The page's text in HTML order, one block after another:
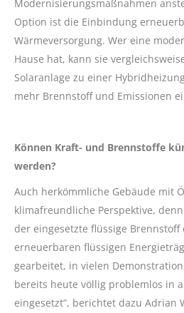
Modernisierungsmaßnahmen
Option ist die Einbindung
Wärmeversorgung. Wer eine
Hause hat, kann sie
Solaranlage zu einer
mehr Brennstoff und Emissionen
Können Kraft- und Brennstoffe
werden?
Auch herkömmliche Gebäude mit
klimafreundliche Perspektive,
der eingesetzte flüssige
erneuerbaren flüssigen
gearbeitet, in vielen
bereits heute völlig problemlos in
eingesetzt“, berichtet dazu Adrian